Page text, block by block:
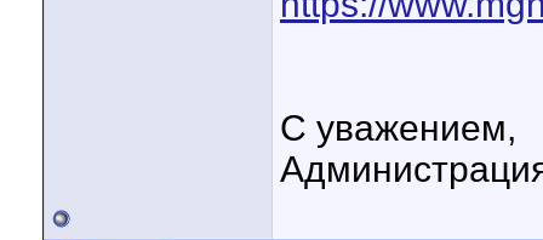
С уважением,